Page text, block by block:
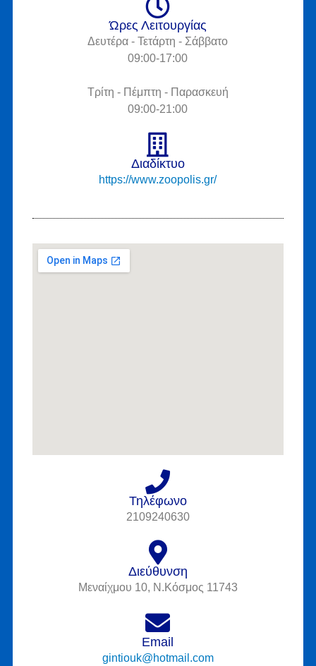
Ώρες Λειτουργίας
Δευτέρα - Τετάρτη - Σάββατο
09:00-17:00
Τρίτη - Πέμπτη - Παρασκευή
09:00-21:00
Διαδίκτυο
https://www.zoopolis.gr/
Τηλέφωνο
2109240630
Διεύθυνση
Μεναίχμου 10, Ν.Κόσμος 11743
Email
gintiouk@hotmail.com